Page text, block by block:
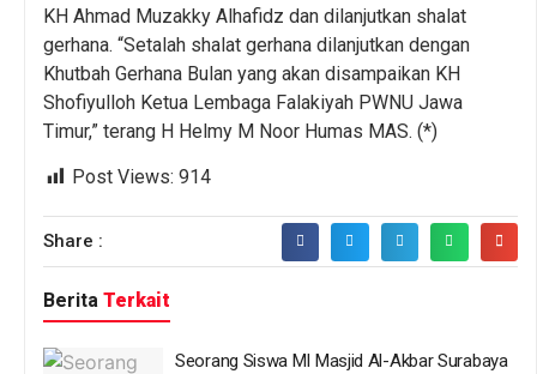
KH Ahmad Muzakky Alhafidz dan dilanjutkan shalat
gerhana. “Setalah shalat gerhana dilanjutkan dengan
Khutbah Gerhana Bulan yang akan disampaikan KH
Shofiyulloh Ketua Lembaga Falakiyah PWNU Jawa
Timur,” terang H Helmy M Noor Humas MAS. (*)
Post Views: 914
Share :
Berita Terkait
Seorang Siswa MI Masjid Al-Akbar Surabaya